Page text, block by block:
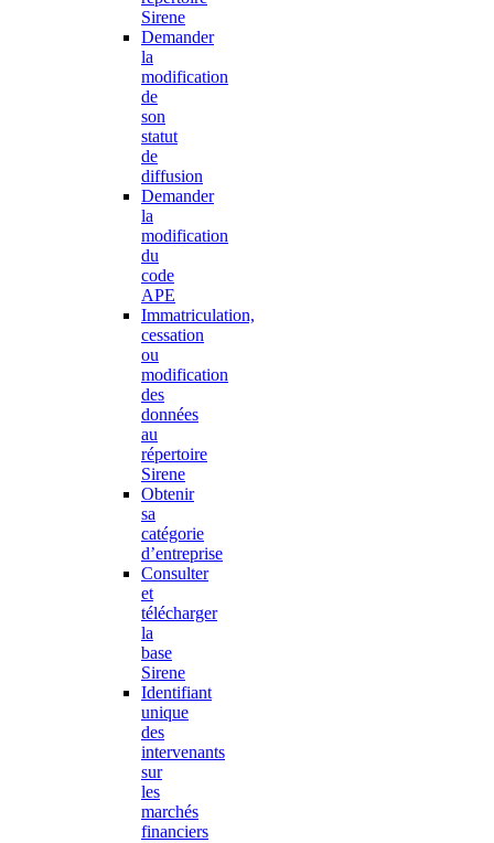
Sirene
Demander
la
modification
de
son
statut
de
diffusion
Demander
la
modification
du
code
APE
Immatriculation,
cessation
ou
modification
des
données
au
répertoire
Sirene
Obtenir
sa
catégorie
d’entreprise
Consulter
et
télécharger
la
base
Sirene
Identifiant
unique
des
intervenants
sur
les
marchés
financiers